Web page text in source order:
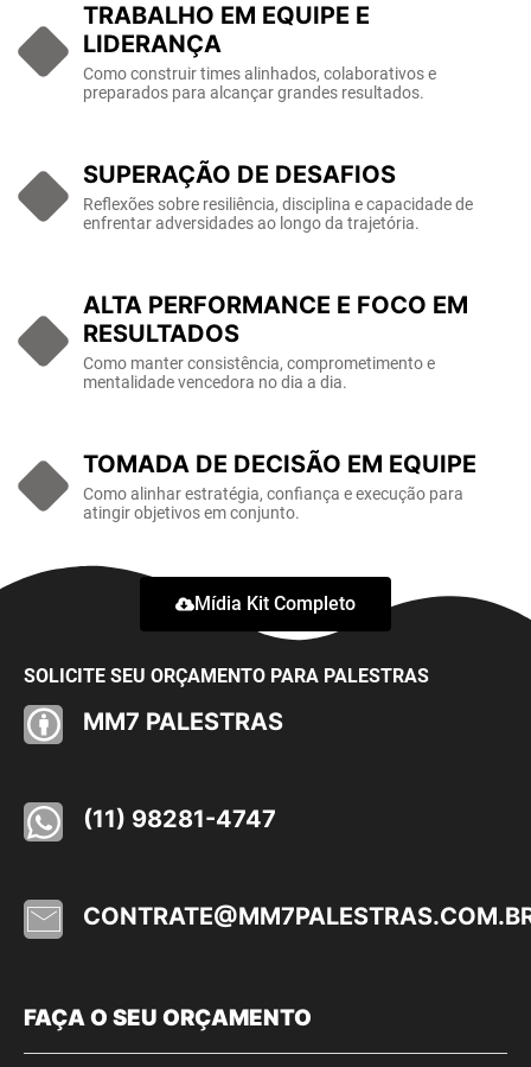
TRABALHO EM EQUIPE E
LIDERANÇA
Como construir times alinhados, colaborativos e
preparados para alcançar grandes resultados.
SUPERAÇÃO DE DESAFIOS
Reflexões sobre resiliência, disciplina e capacidade de
enfrentar adversidades ao longo da trajetória.
ALTA PERFORMANCE E FOCO EM
RESULTADOS
Como manter consistência, comprometimento e
mentalidade vencedora no dia a dia.
TOMADA DE DECISÃO EM EQUIPE
Como alinhar estratégia, confiança e execução para
atingir objetivos em conjunto.
Mídia Kit Completo
SOLICITE SEU ORÇAMENTO PARA PALESTRAS
MM7 PALESTRAS
(11) 98281-4747
FAÇA O SEU ORÇAMENTO